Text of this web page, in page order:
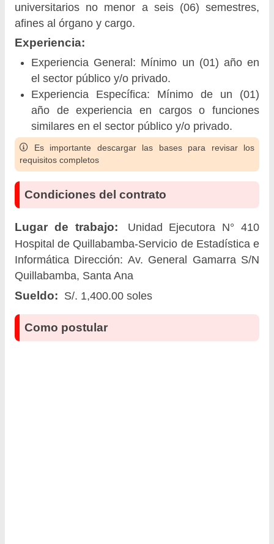
universitarios no menor a seis (06) semestres,
afines al órgano y cargo.
Experiencia:
Experiencia General: Mínimo un (01) año en
el sector público y/o privado.
Experiencia Específica: Mínimo de un (01)
año de experiencia en cargos o funciones
similares en el sector público y/o privado.
Es importante descargar las bases para revisar los
requisitos completos
Condiciones del contrato
Lugar de trabajo:
Unidad Ejecutora N° 410
Hospital de Quillabamba-Servicio de Estadística e
Informática Dirección: Av. General Gamarra S/N
Quillabamba, Santa Ana
Sueldo: S/. 1,400.00 soles
Como postular